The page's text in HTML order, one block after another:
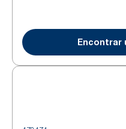
Encontrar